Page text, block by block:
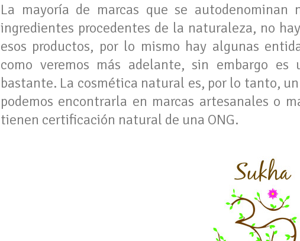
La mayoría de marcas que se
ingredientes procedentes de la naturaleza, no
esos productos, por lo mismo hay algunas
como veremos más adelante, sin embargo
bastante. La cosmética natural es, por lo tanto,
podemos encontrarla en marcas artesanales o
tienen certificación natural de una ONG.